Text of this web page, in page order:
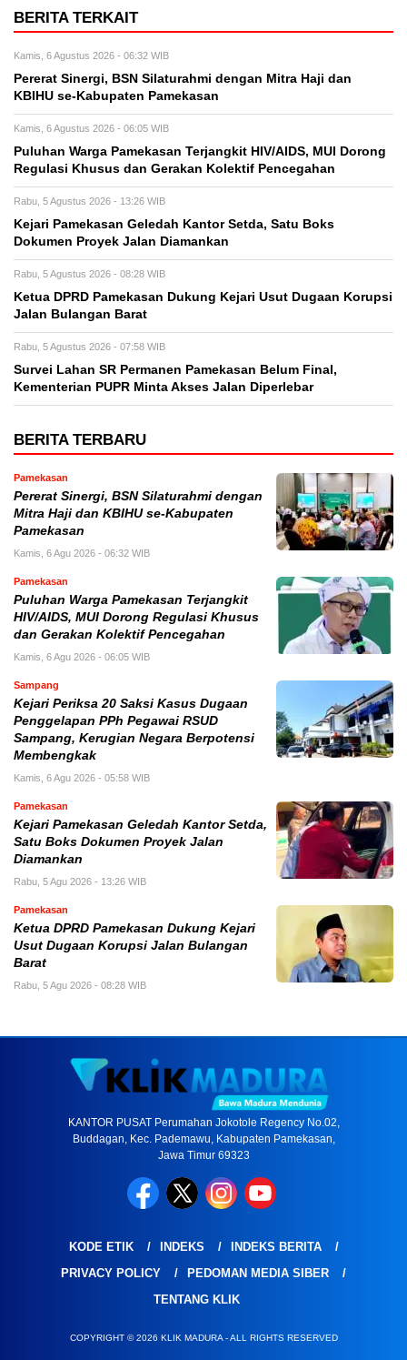
BERITA TERKAIT
Kamis, 6 Agustus 2026 - 06:32 WIB
Pererat Sinergi, BSN Silaturahmi dengan Mitra Haji dan
KBIHU se-Kabupaten Pamekasan
Kamis, 6 Agustus 2026 - 06:05 WIB
Puluhan Warga Pamekasan Terjangkit HIV/AIDS, MUI Dorong
Regulasi Khusus dan Gerakan Kolektif Pencegahan
Rabu, 5 Agustus 2026 - 13:26 WIB
Kejari Pamekasan Geledah Kantor Setda, Satu Boks
Dokumen Proyek Jalan Diamankan
Rabu, 5 Agustus 2026 - 08:28 WIB
Ketua DPRD Pamekasan Dukung Kejari Usut Dugaan Korupsi
Jalan Bulangan Barat
Rabu, 5 Agustus 2026 - 07:58 WIB
Survei Lahan SR Permanen Pamekasan Belum Final,
Kementerian PUPR Minta Akses Jalan Diperlebar
BERITA TERBARU
Pamekasan
Pererat Sinergi, BSN Silaturahmi dengan
Mitra Haji dan KBIHU se-Kabupaten
Pamekasan
Kamis, 6 Agu 2026 - 06:32 WIB
Pamekasan
Puluhan Warga Pamekasan Terjangkit
HIV/AIDS, MUI Dorong Regulasi Khusus
dan Gerakan Kolektif Pencegahan
Kamis, 6 Agu 2026 - 06:05 WIB
Sampang
Kejari Periksa 20 Saksi Kasus Dugaan
Penggelapan PPh Pegawai RSUD
Sampang, Kerugian Negara Berpotensi
Membengkak
Kamis, 6 Agu 2026 - 05:58 WIB
Pamekasan
Kejari Pamekasan Geledah Kantor Setda,
Satu Boks Dokumen Proyek Jalan
Diamankan
Rabu, 5 Agu 2026 - 13:26 WIB
Pamekasan
Ketua DPRD Pamekasan Dukung Kejari
Usut Dugaan Korupsi Jalan Bulangan
Barat
Rabu, 5 Agu 2026 - 08:28 WIB
KANTOR PUSAT Perumahan Jokotole Regency No.02,
Buddagan, Kec. Pademawu, Kabupaten Pamekasan,
Jawa Timur 69323
KODE ETIK INDEKS
INDEKS BERITA
PRIVACY POLICY
PEDOMAN MEDIA SIBER
TENTANG KLIK
COPYRIGHT © 2026 KLIK MADURA - ALL RIGHTS RESERVED